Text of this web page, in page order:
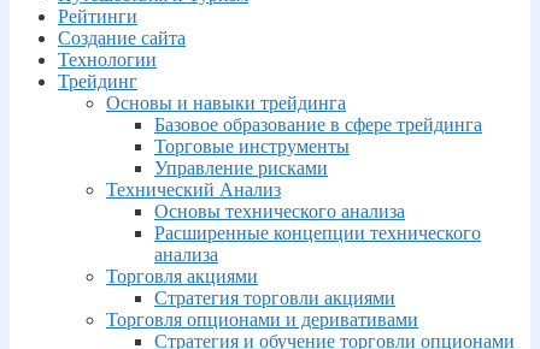
Рейтинги
Создание сайта
Технологии
Трейдинг
Основы и навыки трейдинга
Базовое образование в сфере трейдинга
Торговые инструменты
Управление рисками
Технический Анализ
Основы технического анализа
Расширенные концепции технического
анализа
Торговля акциями
Стратегия торговли акциями
Торговля опционами и деривативами
Стратегия и обучение торговли опционами